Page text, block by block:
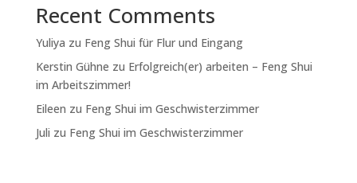
Recent Comments
Yuliya zu Feng Shui für Flur und Eingang
Kerstin Gühne zu Erfolgreich(er) arbeiten – Feng Shui
im Arbeitszimmer!
Eileen zu Feng Shui im Geschwisterzimmer
Juli zu Feng Shui im Geschwisterzimmer